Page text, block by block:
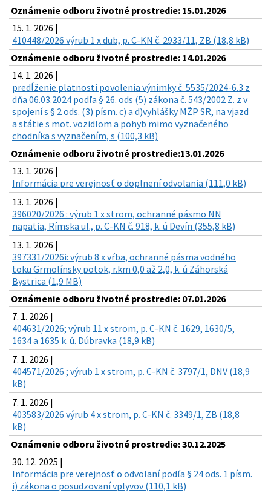
Oznámenie odboru životné prostredie: 15.01.2026
15. 1. 2026 |
410448/2026 výrub 1 x dub, p. C-KN č. 2933/11, ZB (18,8 kB)
Oznámenie odboru životné prostredie: 14.01.2026
14. 1. 2026 |
predĺženie platnosti povolenia výnimky č. 5535/2024-6.3 z
dňa 06.03.2024 podľa § 26. ods (5) zákona č. 543/2002 Z. z v
spojení s § 2 ods. (3) písm. c) a d)vyhlášky MŽP SR, na vjazd
a státie s mot. vozidlom a pohyb mimo vyznačeného
chodníka s vyznačením, s (100,3 kB)
Oznámenie odboru životné prostredie:13.01.2026
13. 1. 2026 |
Informácia pre verejnosť o doplnení odvolania (111,0 kB)
13. 1. 2026 |
396020/2026 : výrub 1 x strom, ochranné pásmo NN
napätia, Rímska ul., p. C-KN č. 918, k. ú Devín (355,8 kB)
13. 1. 2026 |
397331/2026i: výrub 8 x vŕba, ochranné pásma vodného
toku Grmolínsky potok, r.km 0,0 až 2,0, k. ú Záhorská
Bystrica (1,9 MB)
Oznámenie odboru životné prostredie: 07.01.2026
7. 1. 2026 |
404631/2026; výrub 11 x strom, p. C-KN č. 1629, 1630/5,
1634 a 1635 k. ú. Dúbravka (18,9 kB)
7. 1. 2026 |
404571/2026 ; výrub 1 x strom, p. C-KN č. 3797/1, DNV (18,9
kB)
7. 1. 2026 |
403583/2026 výrub 4 x strom, p. C-KN č. 3349/1, ZB (18,8
kB)
Oznámenie odboru životné prostredie: 30.12.2025
30. 12. 2025 |
Informácia pre verejnosť o odvolaní podľa § 24 ods. 1 písm.
i) zákona o posudzovaní vplyvov (110,1 kB)